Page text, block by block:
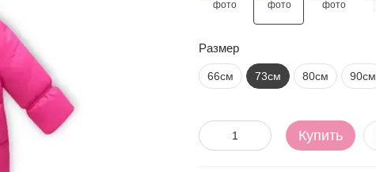
Размер
66см 73см 80см 90см
Купить